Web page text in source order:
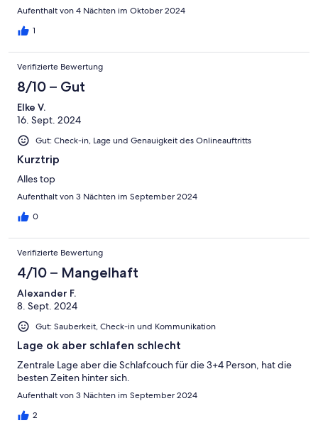
Aufenthalt von 4 Nächten im Oktober 2024
1
Verifizierte Bewertung
8/10 – Gut
Elke V.
16. Sept. 2024
Gut: Check-in, Lage und Genauigkeit des Onlineauftritts
Kurztrip
Alles top
Aufenthalt von 3 Nächten im September 2024
0
Verifizierte Bewertung
4/10 – Mangelhaft
Alexander F.
8. Sept. 2024
Gut: Sauberkeit, Check-in und Kommunikation
Lage ok aber schlafen schlecht
Zentrale Lage aber die Schlafcouch für die 3+4 Person, hat die
besten Zeiten hinter sich.
Aufenthalt von 3 Nächten im September 2024
2